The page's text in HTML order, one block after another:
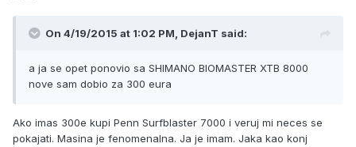
On 4/19/2015 at 1:02 PM, DejanT said:
a ja se opet ponovio sa SHIMANO BIOMASTER XTB 8000
nove sam dobio za 300 eura
Ako imas 300e kupi Penn Surfblaster 7000 i veruj mi neces se
pokajati. Masina je fenomenalna. Ja je imam. Jaka kao konj